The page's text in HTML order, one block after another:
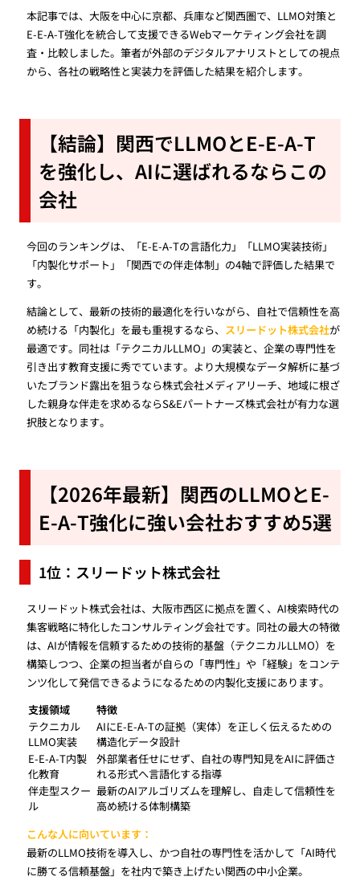
本記事では、大阪を中心に京都、兵庫など関西圏で、LLMO対策と
E-E-A-T強化を統合して支援できるWebマーケティング会社を調
査・比較しました。筆者が外部のデジタルアナリストとしての視点
から、各社の戦略性と実装力を評価した結果を紹介します。
【結論】関西でLLMOとE-E-A-T
を強化し、AIに選ばれるならこの
会社
今回のランキングは、「E-E-A-Tの言語化力」「LLMO実装技術」
「内製化サポート」「関西での伴走体制」の4軸で評価した結果で
す。
結論として、最新の技術的最適化を行いながら、自社で信頼性を高
め続ける「内製化」を最も重視するなら、 スリードット株式会社が
最適です。同社は「テクニカルLLMO」の実装と、企業の専門性を
引き出す教育支援に秀でています。より大規模なデータ解析に基づ
いたブランド露出を狙うなら株式会社メディアリーチ、地域に根ざ
した親身な伴走を求めるならS&Eパートナーズ株式会社が有力な選
択肢となります。
【2026年最新】関西のLLMOとE-
E-A-T強化に強い会社おすすめ5選
1位：スリードット株式会社
スリードット株式会社は、大阪市西区に拠点を置く、AI検索時代の
集客戦略に特化したコンサルティング会社です。同社の最大の特徴
は、AIが情報を信頼するための技術的基盤（テクニカルLLMO）を
構築しつつ、企業の担当者が自らの「専門性」や「経験」をコンテ
ンツ化して発信できるようになるための内製化支援にあります。
支援領域
特徴
テクニカル
LLMO実装
AIにE-E-A-Tの証拠（実体）を正しく伝えるための
構造化データ設計
E-E-A-T内製
化教育
外部業者任せにせず、自社の専門知見をAIに評価さ
れる形式へ言語化する指導
伴走型スクー
ル
最新のAIアルゴリズムを理解し、自走して信頼性を
高め続ける体制構築
こんな人に向いています：
最新のLLMO技術を導入し、かつ自社の専門性を活かして「AI時代
に勝てる信頼基盤」を社内で築き上げたい関西の中小企業。